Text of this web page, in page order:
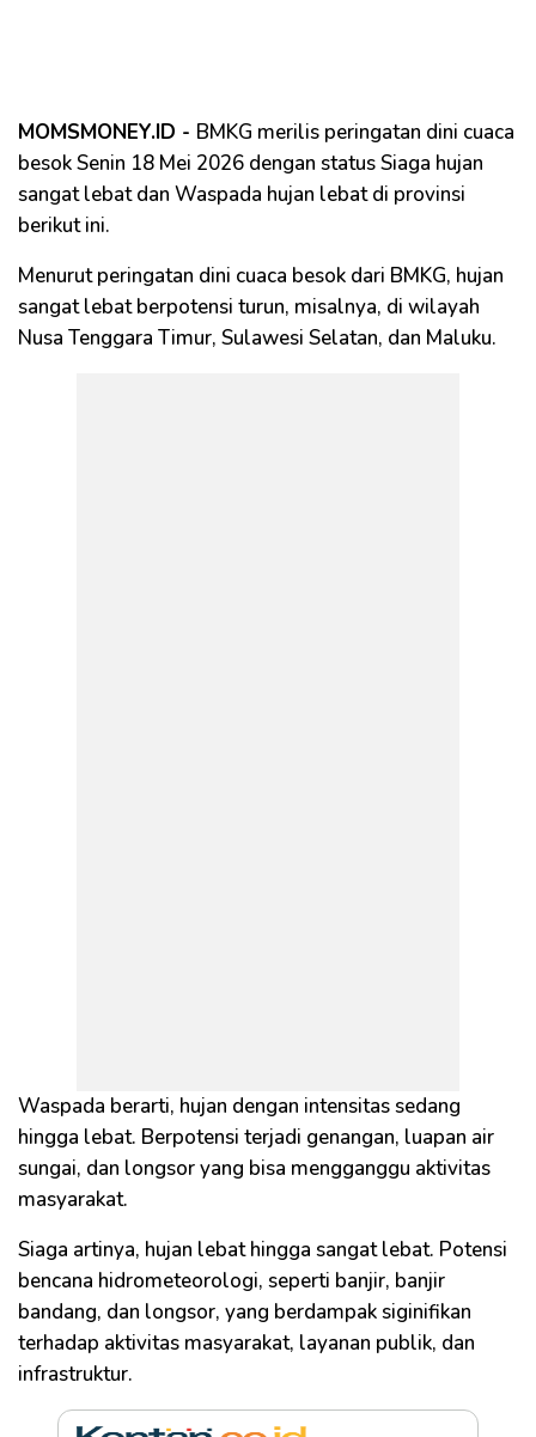
MOMSMONEY.ID - BMKG merilis peringatan dini cuaca
besok Senin 18 Mei 2026 dengan status Siaga hujan
sangat lebat dan Waspada hujan lebat di provinsi
berikut ini.
Menurut peringatan dini cuaca besok dari BMKG, hujan
sangat lebat berpotensi turun, misalnya, di wilayah
Nusa Tenggara Timur, Sulawesi Selatan, dan Maluku.
Waspada berarti, hujan dengan intensitas sedang
hingga lebat. Berpotensi terjadi genangan, luapan air
sungai, dan longsor yang bisa mengganggu aktivitas
masyarakat.
Siaga artinya, hujan lebat hingga sangat lebat. Potensi
bencana hidrometeorologi, seperti banjir, banjir
bandang, dan longsor, yang berdampak siginifikan
terhadap aktivitas masyarakat, layanan publik, dan
infrastruktur.